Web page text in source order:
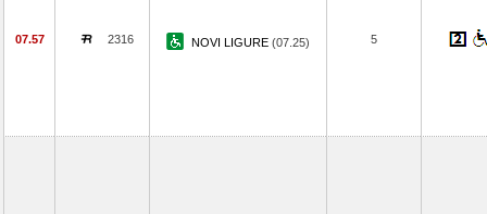
07.57 2316 NOVI LIGURE (07.25) 5